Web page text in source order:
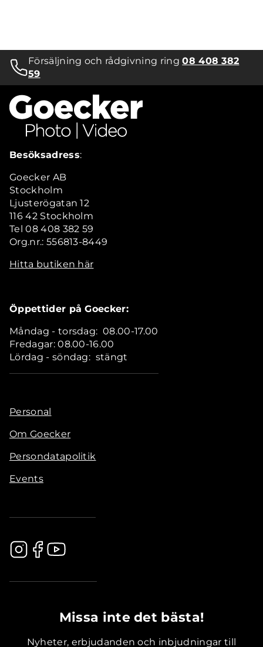
Försäljning och rådgivning ring08 408 382
59
Besöksadress:
Goecker AB
Stockholm
Ljusterögatan 12
116 42 Stockholm
Tel 08 408 382 59
Org.nr.: 556813-8449
Hitta butiken här
Öppettider på Goecker:
Måndag - torsdag: 08.00-17.00
Fredagar: 08.00-16.00
Lördag - söndag: stängt
Personal
Om Goecker
Persondatapolitik
Events
Missa inte det bästa!
Nyheter, erbjudanden och inbjudningar till